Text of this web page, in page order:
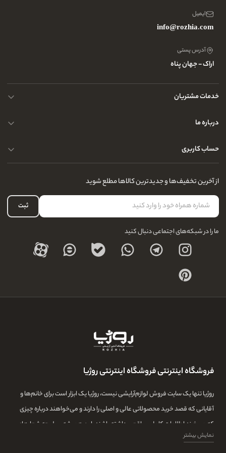
ایمیل
info@rozhia.com
آدرس پستی
اراک - جهان پناه
خدمات مشتریان
حریم خصوصی کاربران
تماس با ما
درباره ما
سوالات متداول
آدرس فروشگاه
نحوه ارسال کالا
نحوه بازگشت کالا
درباره ما
حساب کاربری
لیست علاقه‌مندی
حساب کاربری
از آخرین تخفیف‌ها و جدیدترین کالاها مطلع شوید
ثبت
ما را در شبکه‌های اجتماعی دنبال کنید
فروشگاه اینترنتی فروشگاه اینترنتی روژیا
روژیا تنها یک سایت فروش لوازم‌آرایشی نیست، روژیا یک ابزار است برای خانم‌ها و
آقایانی که قصد خرید محصولاتی عالی و اصلی را دارند و می‌خواهند درباره چیزی
که می‌خرند اطلاعات کامل و واقعی داشته باشند. این همیشه سرلوحه شعارهای
روژیا بوده و ما در این مجموعه تمامی تلاشمان این است که مشتری‌هایمان بتوانند
نمایش بیشتر